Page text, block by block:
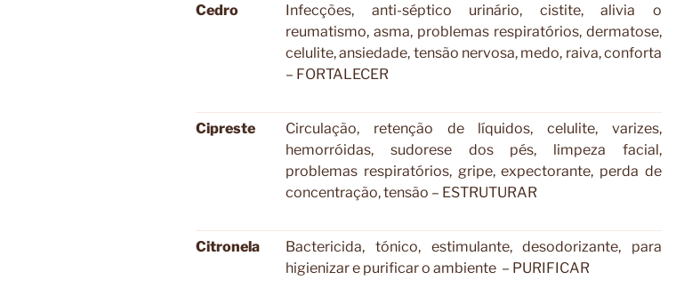
Cedro
Infecções, anti-séptico urinário, cistite, alivia o
reumatismo, asma, problemas respiratórios, dermatose,
celulite, ansiedade, tensão nervosa, medo, raiva, conforta
– FORTALECER
Cipreste
Circulação, retenção de líquidos, celulite, varizes,
hemorróidas, sudorese dos pés, limpeza facial,
problemas respiratórios, gripe, expectorante, perda de
concentração, tensão – ESTRUTURAR
Citronela
Bactericida, tónico, estimulante, desodorizante, para
higienizar e purificar o ambiente – PURIFICAR